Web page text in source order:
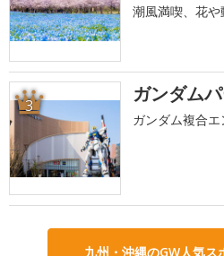
潮風満喫、花
3 ガンダム
ガンダム複合
九州・沖縄のGW人気ス